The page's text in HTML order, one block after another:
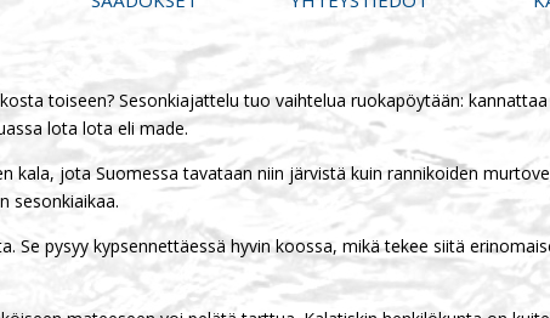
toiseen? Sesonkiajattelu tuo vaihtelua ruokapöytään:
lota lota eli made.
kala, jota Suomessa tavataan niin järvistä kuin rannikoiden
sesonkiaikaa.
Se pysyy kypsennettäessä hyvin koossa, mikä tekee siitä